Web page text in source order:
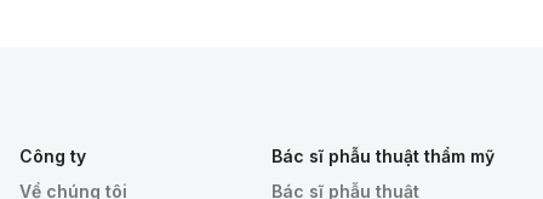
Công ty
Về chúng tôi
Bác sĩ phẫu thuật thẩm mỹ
Bác sĩ phẫu thuật